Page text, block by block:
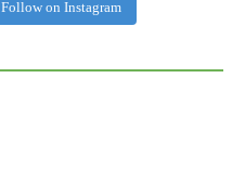
Follow on Instagram